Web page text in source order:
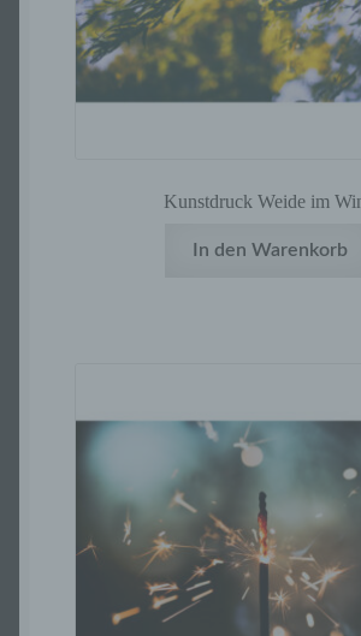
Kunstdruck Weide im
In den Warenkorb
ihre künftige Verarbeitung
Verarbeitung
personenbezogenen Daten
Zuverlässigkeit, Verhalten,
oder Ortswechsel dieser
zu analysieren oder
f) Pseudonymisierung
Pseudonymisierung ist die